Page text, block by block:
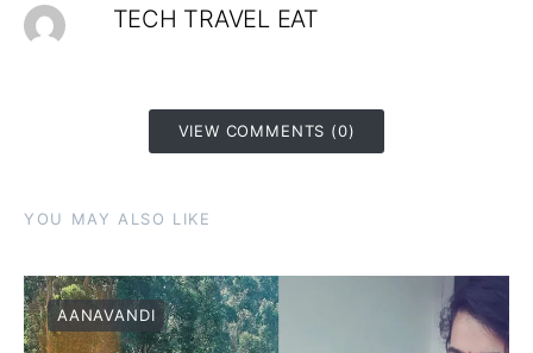
TECH TRAVEL EAT
VIEW COMMENTS (0)
YOU MAY ALSO LIKE
AANAVANDI